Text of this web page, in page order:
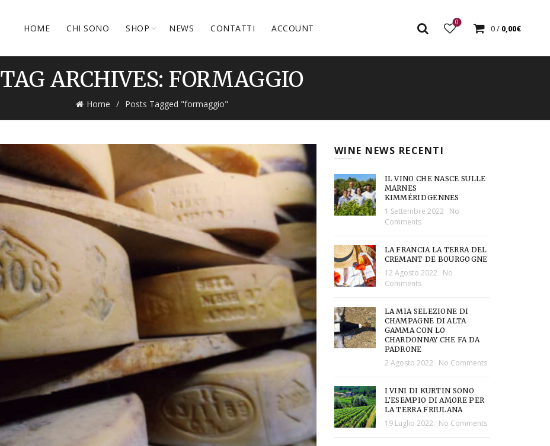
HOME CHI SONO SHOP NEWS CONTATTI ACCOUNT
0
0/ 0,00€
TAG ARCHIVES: FORMAGGIO
Home Posts Tagged "formaggio"
WINE NEWS RECENTI
IL VINO CHE NASCE SULLE
MARNES
KIMMÉRIDGENNES
1 Settembre 2022
No
Comments
LA FRANCIA LA TERRA DEL
CREMANT DE BOURGOGNE
12 Agosto 2022
No
Comments
LA MIA SELEZIONE DI
CHAMPAGNE DI ALTA
GAMMA CON LO
CHARDONNAY CHE FA DA
PADRONE
2 Agosto 2022 No Comments
I VINI DI KURTIN SONO
L’ESEMPIO DI AMORE PER
LA TERRA FRIULANA
19 Luglio 2022 No Comments